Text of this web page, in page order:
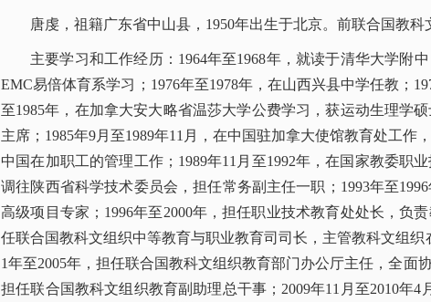
唐虔，祖籍广东省中山县，1950年出生于北京。前联合国教科
主要学习和工作经历：1964年至1968年，就读于清华大学附
EMC易倍体育系学习；1976年至1978年，在山西兴县中学任教；
至1985年，在加拿大安大略省温莎大学公费学习，获运动生理学
主席；1985年9月至1989年11月，在中国驻加拿大使馆教育处工
中国在加职工的管理工作；1989年11月至1992年，在国家教委职
调往陕西省科学技术委员会，担任常务副主任一职；1993年至
高级项目专家；1996年至2000年，担任职业技术教育处处长，负
任联合国教科文组织中等教育与职业教育司司长，主管教科文组
1年至2005年，担任联合国教科文组织教育部门办公厅主任，全面
担任联合国教科文组织教育副助理总干事；2009年11月至2010年